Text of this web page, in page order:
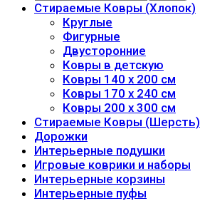
Стираемые Ковры (Хлопок)
Круглые
Фигурные
Двусторонние
Ковры в детскую
Ковры 140 x 200 см
Ковры 170 x 240 см
Ковры 200 x 300 см
Стираемые Ковры (Шерсть)
Дорожки
Интерьерные подушки
Игровые коврики и наборы
Интерьерные корзины
Интерьерные пуфы